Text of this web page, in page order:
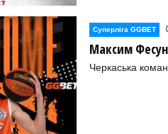
Суперліга GGBET
Максим
Черкаська